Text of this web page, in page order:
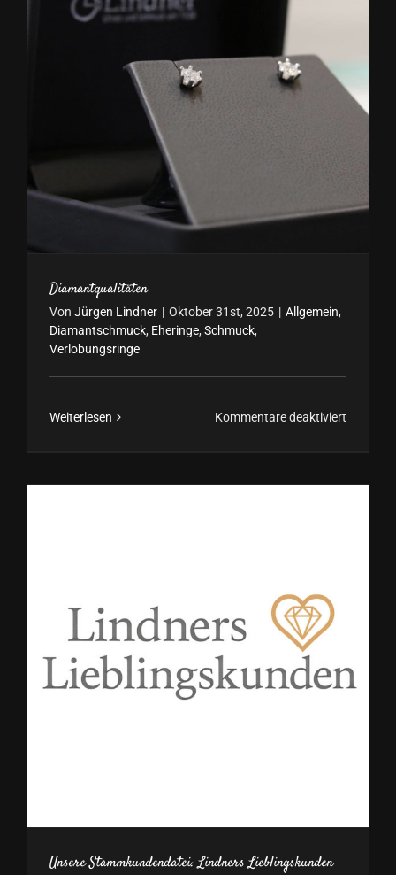
Diamantqualitäten
Von Jürgen Lindner | Oktober 31st, 2025 | Allgemein,
Diamantschmuck, Eheringe, Schmuck,
Verlobungsringe
Weiterlesen Kommentare deaktiviert
Unsere Stammkundendatei: Lindners Lieblingskunden